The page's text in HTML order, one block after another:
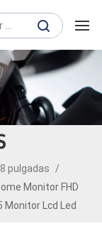
pulgadas
/
Monitor FHD
Monitor Lcd Led